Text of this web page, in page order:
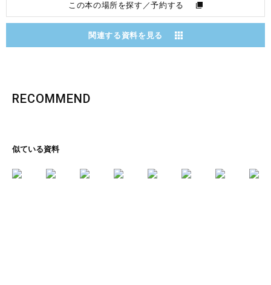
この本の場所を探す／予約する
関連する資料を見る
RECOMMEND
似ている資料